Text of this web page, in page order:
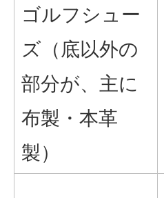
ゴルフシュー
ズ（底以外の
部分が、主に
布製・本革
製）